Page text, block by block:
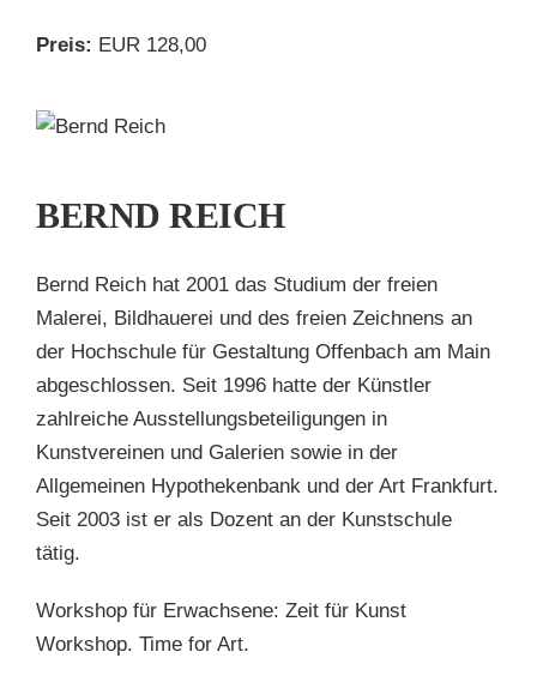
Preis: EUR 128,00
BERND REICH
Bernd Reich hat 2001 das Studium der freien
Malerei, Bildhauerei und des freien Zeichnens an
der Hochschule für Gestaltung Offenbach am Main
abgeschlossen. Seit 1996 hatte der Künstler
zahlreiche Ausstellungsbeteiligungen in
Kunstvereinen und Galerien sowie in der
Allgemeinen Hypothekenbank und der Art Frankfurt.
Seit 2003 ist er als Dozent an der Kunstschule
tätig.
Workshop für Erwachsene: Zeit für Kunst
Workshop. Time for Art.